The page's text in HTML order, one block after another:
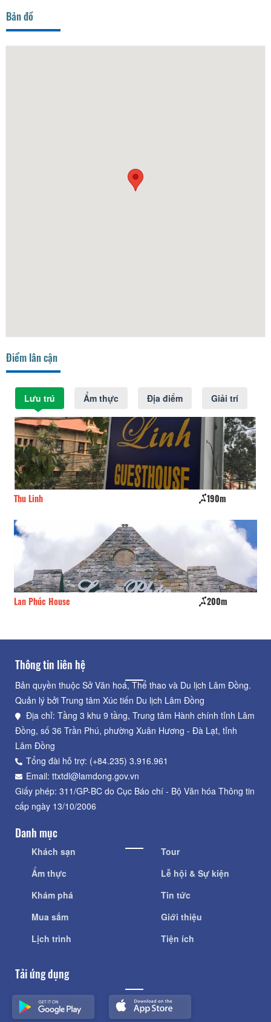
Bản đồ
Điểm lân cận
Lưu trú Ẩm thực Địa điểm Giải trí
190m
200m Dalat House
Thông tin liên hệ
Bản quyền thuộc Sở Văn hoá, Thể thao và Du lịch Lâm Đồng.
Quản lý bởi Trung tâm Xúc tiến Du lịch Lâm Đồng
Địa chỉ: Tầng 3 khu 9 tầng, Trung tâm Hành chính tỉnh Lâm
Đồng, số 36 Trần Phú, phường Xuân Hương - Đà Lạt, tỉnh
Lâm Đồng
Tổng đài hỗ trợ: (+84.235) 3.916.961
Email: ttxtdl@lamdong.gov.vn
Giấy phép: 311/GP-BC do Cục Báo chí - Bộ Văn hóa Thông tin
cấp ngày 13/10/2006
Danh mục
Khách sạn
Ẩm thực
Khám phá
Mua sắm
Lịch trình
Tour
Lễ hội & Sự kiện
Tin tức
Giới thiệu
Tiện ích
Tải ứng dụng